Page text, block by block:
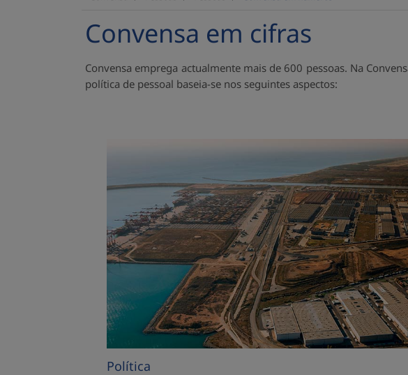
Convensa em cifras
Convensa emprega actualmente mais de 600 pessoas. Na
política de pessoal baseia-se nos seguintes aspectos:
Política